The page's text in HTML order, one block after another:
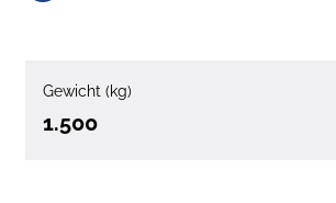
Gewicht (kg)
1.500